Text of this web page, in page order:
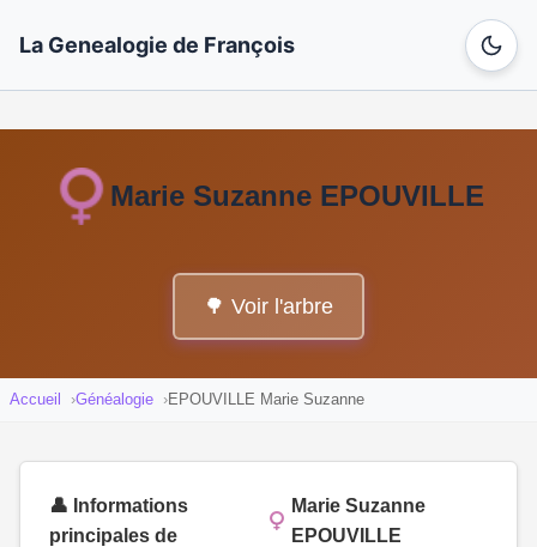
La Genealogie de François
Marie Suzanne EPOUVILLE
🌳 Voir l'arbre
Accueil Généalogie EPOUVILLE Marie Suzanne
👤 Informations
principales de
Marie Suzanne
EPOUVILLE